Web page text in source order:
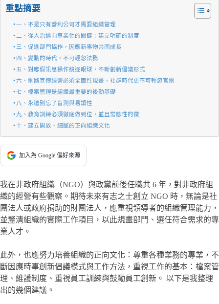
重點摘要
一、不是只有營利公司才需要組織管理
二、從人治邁向專業化的關鍵：建立明確的制度
三、促進部門協作，因應新事物共同成長
四、變動的時代，不可輕忽法務
五、對應假訊息操作競逐眼球，不斷創新倡議形式
六、網路宣傳經營必須全面性規畫，社群時代更不可輕忽官網
七、檔案管理是組織最重要的後勤基礎
八、永遠別忘了盲測與易讀性
九、教育訓練必須徹底做到位，並且常態性的做
十、建立開放、細膩的正向組織文化
加入為 Google 偏好來源
我在非政府組織（NGO）與政黨前後任職共 6 年，對非政府組
織的經營有些觀察。期待未來有志之士創立 NGO 時，無論是社
團法人或政府捐助的財團法人，應重視領導者的組織管理能力，
並釐清組織的實際工作項目，以此規畫部門、選任符合需求的專
業人才。
此外，也應努力培養組織的正向文化：尊重各種業務的專業，不
斷因應時事創新倡議模式與工作方法，重視工作的基本：檔案管
理、維護制度、重視員工訓練與鼓勵員工創新。 以下是我整理
出的幾個建議。